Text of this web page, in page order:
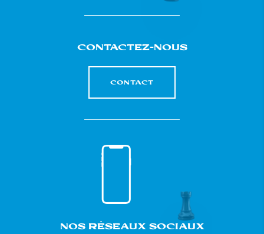
CONTACTEZ-NOUS
CONTACT
NOS RÉSEAUX SOCIAUX